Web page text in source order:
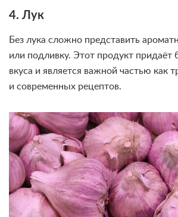
4. Лук
Без лука сложно представить
или подливку. Этот продукт придаёт
вкуса и является важной частью как
и современных рецептов.